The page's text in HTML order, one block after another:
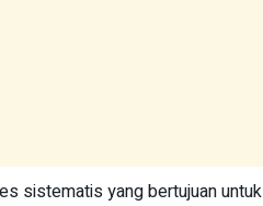
sistematis yang bertujuan untuk